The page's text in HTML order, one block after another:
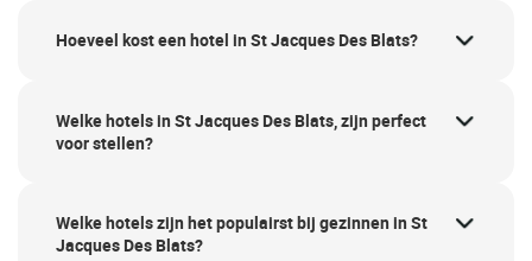
Hoeveel kost een hotel in St Jacques Des Blats?
Welke hotels in St Jacques Des Blats, zijn perfect
voor stellen?
Welke hotels zijn het populairst bij gezinnen in St
Jacques Des Blats?